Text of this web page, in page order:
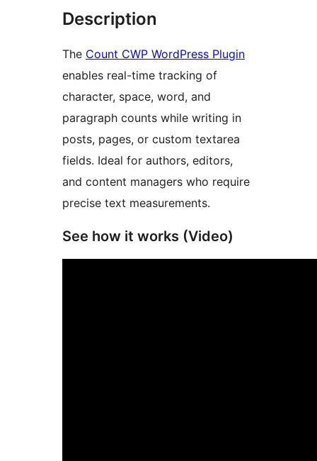
Description
The Count CWP WordPress Plugin
enables real-time tracking of
character, space, word, and
paragraph counts while writing in
posts, pages, or custom textarea
fields. Ideal for authors, editors,
and content managers who require
precise text measurements.
See how it works (Video)